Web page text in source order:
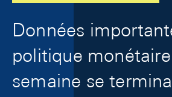
Données
politique
semaine se